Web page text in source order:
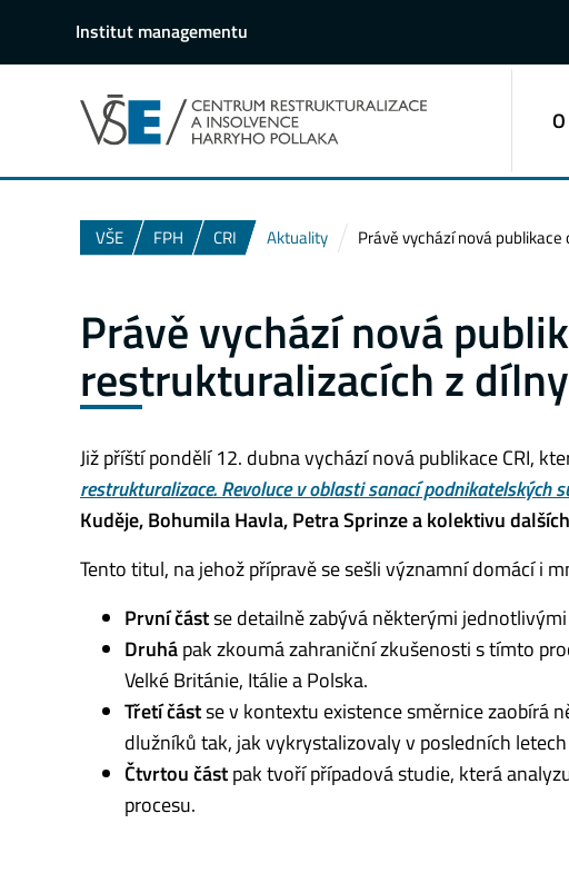
Institut managementu
VŠE FPH CRI Aktuality Právě vychází nová
Právě vychází nová
restrukturalizacích z
Již příští pondělí 12. dubna vychází nová publikace CRI,
restrukturalizace. Revoluce v oblasti sanací podnikatelských
Kuděje, Bohumila Havla, Petra Sprinze a kolektivu
Tento titul, na jehož přípravě se sešli významní domácí i
První částse detailně zabývá některými
Druhápak zkoumá zahraniční zkušenosti s tímto
Velké Británie, Itálie a Polska.
Třetí částse v kontextu existence směrnice zaobírá
dlužníků tak, jak vykrystalizovaly v posledních letech
Čtvrtou částpak tvoří případová studie, která
procesu.